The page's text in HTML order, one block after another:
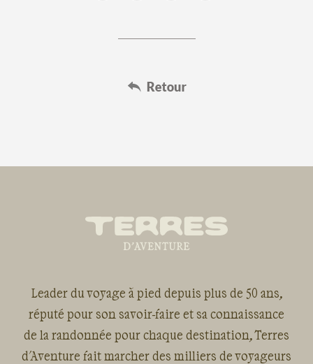
Leader du voyage à pied depuis plus de 50 ans,
réputé pour son savoir-faire et sa connaissance
de la randonnée pour chaque destination, Terres
d'Aventure fait marcher des milliers de voyageurs